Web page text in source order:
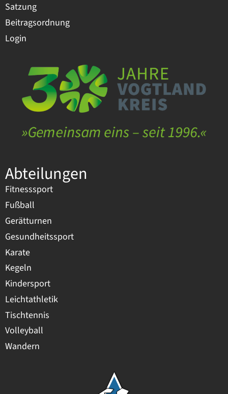
Abteilungen
Fitnesssport
Fußball
Gerätturnen
Gesundheitssport
Karate
Kegeln
Kindersport
Leichtathletik
Tischtennis
Volleyball
Wandern
Satzung
Beitragsordnung
Login